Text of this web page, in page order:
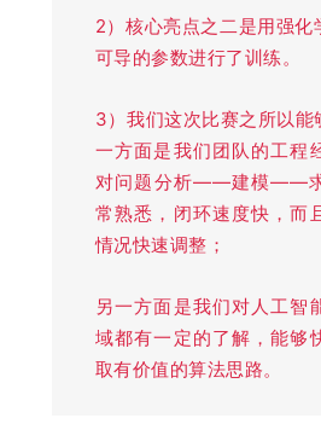
2）核心亮点之二是用强化
可导的参数进行了训练。
3）我们这次比赛之所以能
一方面是我们团队的工程
对问题分析——建模——
常熟悉，闭环速度快，而
情况快速调整；
另一方面是我们对人工智
域都有一定的了解，能够
取有价值的算法思路。